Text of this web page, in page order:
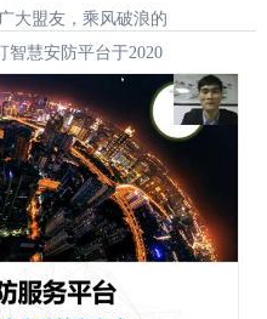
大盟友，乘风破浪的
智慧安防平台于2020
···